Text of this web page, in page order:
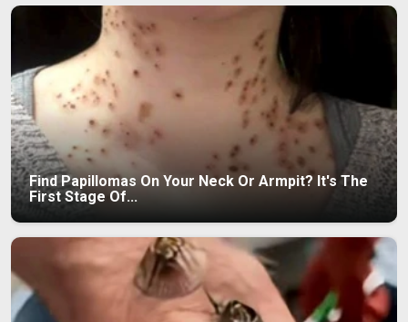
Find Papillomas On Your Neck Or Armpit? It's The
First Stage Of...